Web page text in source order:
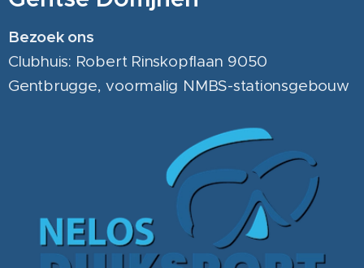
Bezoek ons
Clubhuis: Robert Rinskopflaan 9050
Gentbrugge, voormalig NMBS-stationsgebouw